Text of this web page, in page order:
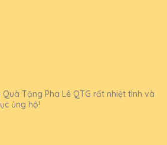
Tặng Pha Lê QTG rất nhiệt tình và
ủng hộ!